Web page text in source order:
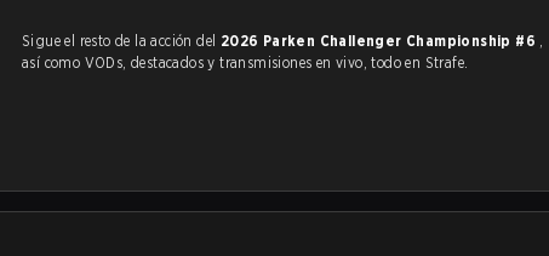
Sigue el resto de la acción del 2026 Parken Challenger Championship #6 ,
así como VODs, destacados y transmisiones en vivo, todo en Strafe.